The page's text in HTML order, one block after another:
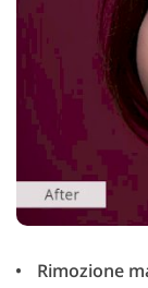
Rimozione